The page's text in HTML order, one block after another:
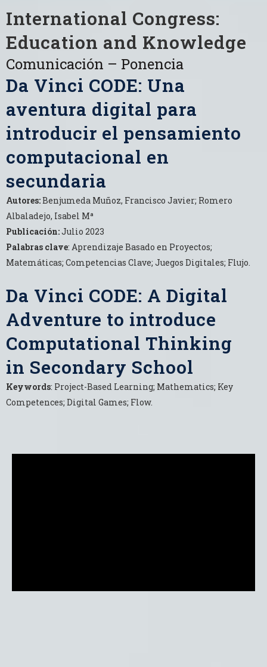
International Congress:
Education and Knowledge
Comunicación – Ponencia
Da Vinci CODE: Una
aventura digital para
introducir el pensamiento
computacional en
secundaria
Autores:Benjumeda Muñoz, Francisco Javier; Romero
Albaladejo, Isabel Mª
Publicación:Julio 2023
Palabras clave: Aprendizaje Basado en Proyectos;
Matemáticas; Competencias Clave; Juegos Digitales; Flujo.
Da Vinci CODE: A Digital
Adventure to introduce
Computational Thinking
in Secondary School
Keywords: Project-Based Learning; Mathematics; Key
Competences; Digital Games; Flow.